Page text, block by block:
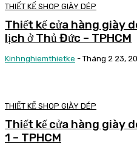
THIẾT KẾ SHOP GIÀY DÉP
Thiết kế cửa hàng giày
lịch ở Thủ Đức – TPHCM
Kinhnghiemthietke - Tháng 2 23,
THIẾT KẾ SHOP GIÀY DÉP
Thiết kế cửa hàng giày
1 – TPHCM